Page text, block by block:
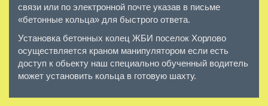
связи или по электронной почте указав в письме
«бетонные кольца» для быстрого ответа.
Установка бетонных колец ЖБИ поселок Хорлово
осуществляется краном манипулятором если есть
доступ к обьекту наш специально обученный водитель
может установить кольца в готовую шахту.